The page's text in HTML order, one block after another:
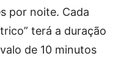
por noite. Cada
terá a duração
de 10 minutos